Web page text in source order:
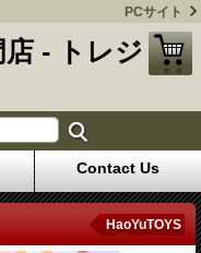
PCサイト
- トレジ
Contact Us
HaoYuTOYS